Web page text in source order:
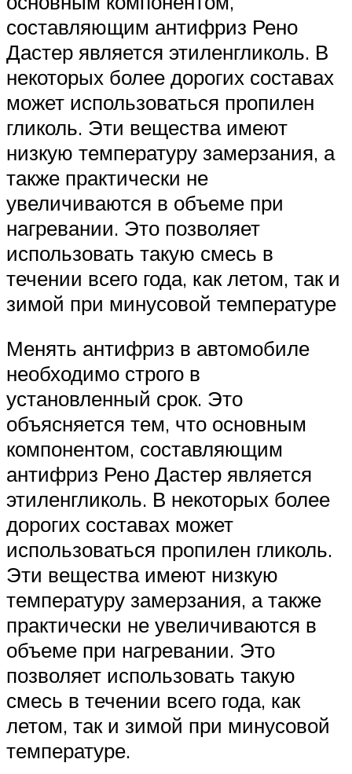
составляющим антифриз Рено
Дастер является этиленгликоль. В
некоторых более дорогих составах
может использоваться пропилен
гликоль. Эти вещества имеют
низкую температуру замерзания, а
также практически не
увеличиваются в объеме при
нагревании. Это позволяет
использовать такую смесь в
течении всего года, как летом, так и
зимой при минусовой температуре
Менять антифриз в автомобиле
необходимо строго в
установленный срок. Это
объясняется тем, что основным
компонентом, составляющим
антифриз Рено Дастер является
этиленгликоль. В некоторых более
дорогих составах может
использоваться пропилен гликоль.
Эти вещества имеют низкую
температуру замерзания, а также
практически не увеличиваются в
объеме при нагревании. Это
позволяет использовать такую
смесь в течении всего года, как
летом, так и зимой при минусовой
температуре.